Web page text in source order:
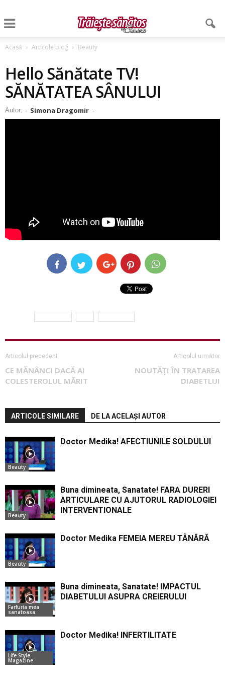
Acasă Articole blog Beauty
Hello Sănătate TV!
SĂNĂTATEA SÂNULUI
Autor: - Simona Dragomir -
Articolul precedent
CE MĂNÂNCI DACĂ AI
COLESTEROLUL MĂRIT
Articolul următor
NOUTĂȚI ÎN TRATAREA
DIABETLUI
ARTICOLE SIMILARE DE LA ACELAȘI AUTOR
Beauty
Doctor Medika! AFECTIUNILE SOLDULUI
Beauty
Buna dimineata, Sanatate! FARA DURERI
ARTICULARE CU AJUTORUL RADIOLOGIEI
INTERVENTIONALE
Beauty
Doctor Medika FEMEIA MEREU TÂNĂRĂ
Farfuria mea
sanatoasa
Buna dimineata, Sanatate! IMPACTUL
DIABETULUI ASUPRA CREIERULUI
Life Style
Magazine
Doctor Medika! INFERTILITATE